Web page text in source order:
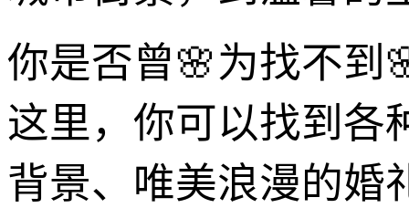
你是否曾🌸为找不到
这里，你可以找到各
背景、唯美浪漫的婚